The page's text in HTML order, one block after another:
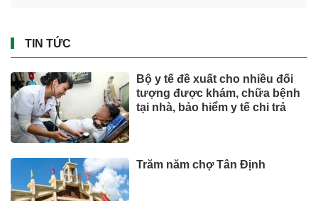
TIN TỨC
Bộ y tế đề xuất cho nhiều đối
tượng được khám, chữa bệnh
tại nhà, bảo hiểm y tế chi trả
Trăm năm chợ Tân Định